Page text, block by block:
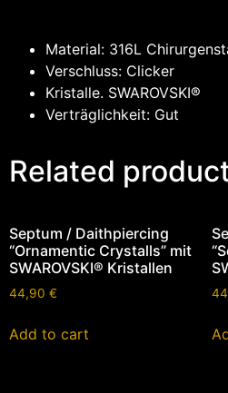
Material: 316L
Verschluss: Clicker
Kristalle. SWAROVSKI®
Verträglichkeit: Gut
Related
Septum / Daithpiercing
“Ornamentic Crystalls” mit
SWAROVSKI® Kristallen
44,90 €
Add to cart